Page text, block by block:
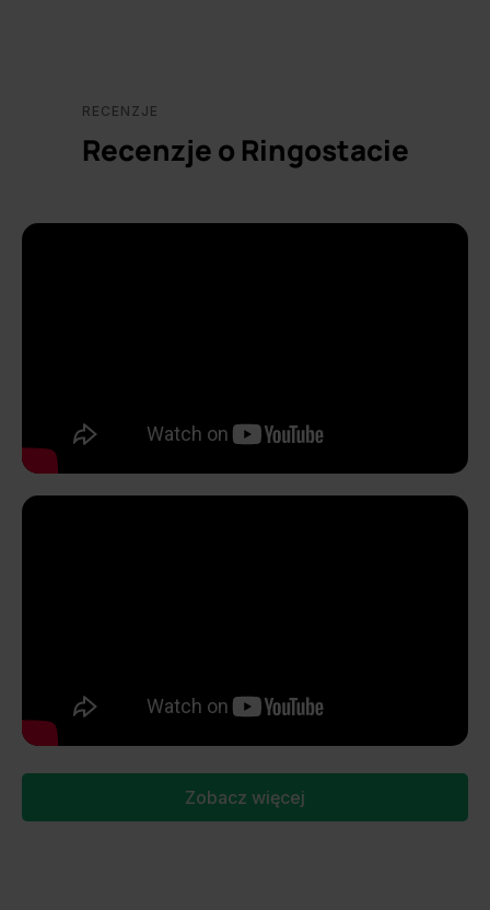
RECENZJE
Recenzje o Ringostacie
Zobacz więcej